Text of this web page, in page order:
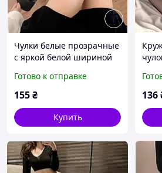
Чулки белые прозрачные
с яркой белой шириной
размер эротическое
белье
Готово к отправке
155₴
Купить
136